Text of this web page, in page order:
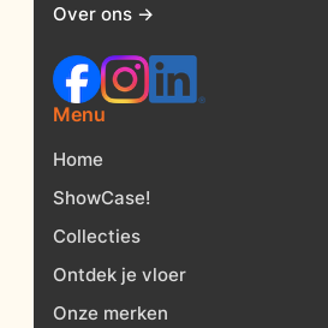
Over ons →
Menu
Home
ShowCase!
Collecties
Ontdek je vloer
Onze merken